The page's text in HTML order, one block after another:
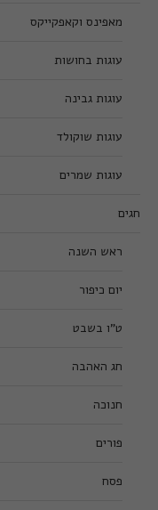
מאפינס וקאפקייקס
עוגות בחושות
עוגות גבינה
עוגות שוקולד
עוגות שמרים
חגים
ראש השנה
יום כיפור
ט”ו בשבט
חג האהבה
חנוכה
פורים
פסח